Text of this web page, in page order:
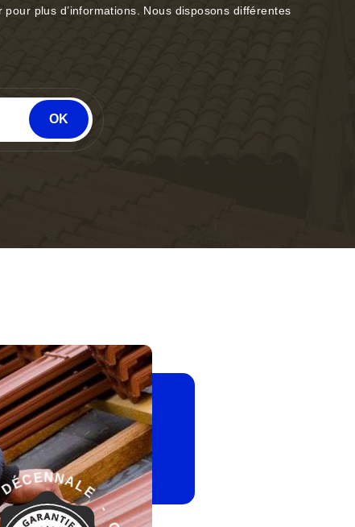
plus d’informations. Nous disposons différentes
ALE - GARA
N
T